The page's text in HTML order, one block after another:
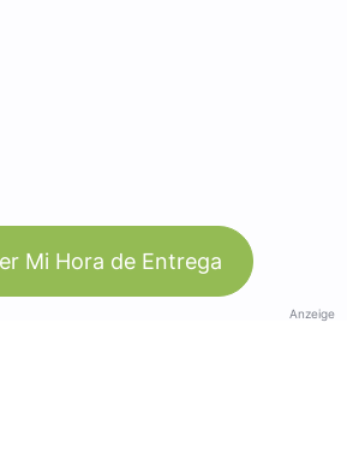
Mi Hora de Entrega
Anzeige